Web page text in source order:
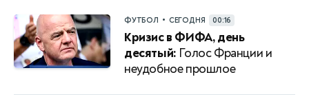
ФУТБОЛ • СЕГОДНЯ 00:16
Кризис в ФИФА, день
десятый: Голос Франции и
неудобное прошлое